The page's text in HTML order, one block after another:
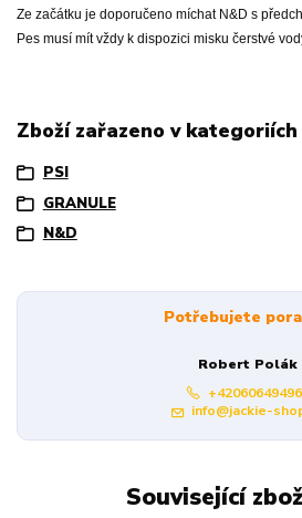
Ze začátku je doporučeno míchat N&D s
Pes musí mít vždy k dispozici misku čerstvé
Zboží zařazeno v kategoriích
PSI
GRANULE
N&D
Potřebujete
Robert Polák
info@jackie-
Související